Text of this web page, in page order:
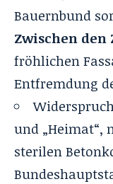
Bauernbund
Zwischen den
fröhlichen
Entfremdung
und „Heimat“,
sterilen